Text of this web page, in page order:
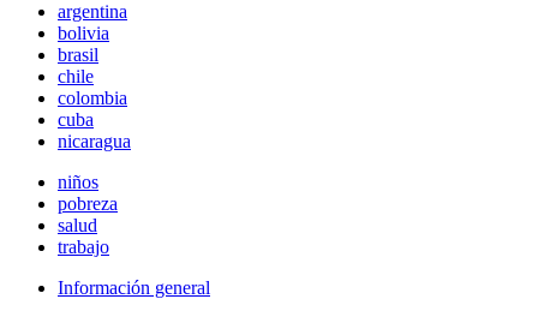
argentina
bolivia
brasil
chile
colombia
cuba
nicaragua
niños
pobreza
salud
trabajo
Información general